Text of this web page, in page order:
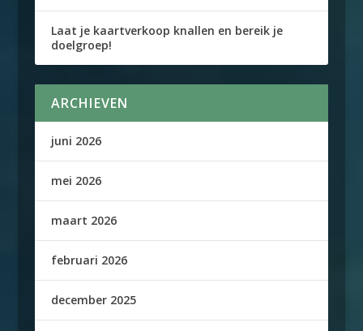
Laat je kaartverkoop knallen en bereik je
doelgroep!
ARCHIEVEN
juni 2026
mei 2026
maart 2026
februari 2026
december 2025